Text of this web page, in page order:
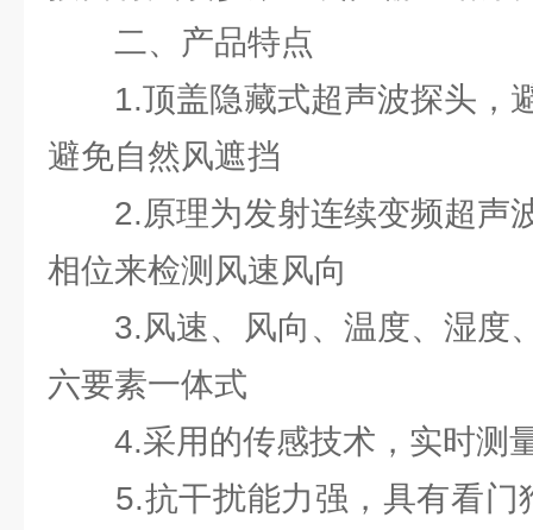
二、产品特点
1.顶盖隐藏式超声波探头，
避免自然风遮挡
2.原理为发射连续变频超声
相位来检测风速风向
3.风速、风向、温度、湿度
六要素一体式
4.采用的传感技术，实时测
5.抗干扰能力强，具有看门